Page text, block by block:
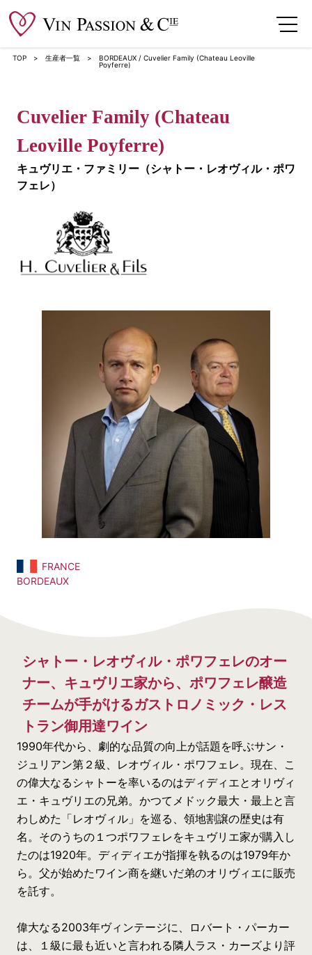
TOP 生産者一覧
BORDEAUX / Cuvelier Family (Chateau Leoville
Poyferre)
Cuvelier Family (Chateau
Leoville Poyferre)
キュヴリエ・ファミリー（シャトー・レオヴィル・ポワ
フェレ）
FRANCE
BORDEAUX
シャトー・レオヴィル・ポワフェレのオー
ナー、キュヴリエ家から、ポワフェレ醸造
チームが手がけるガストロノミック・レス
トラン御用達ワイン
1990年代から、劇的な品質の向上が話題を呼ぶサン・
ジュリアン第２級、レオヴィル・ポワフェレ。現在、こ
の偉大なるシャトーを率いるのはディディエとオリヴィ
エ・キュヴリエの兄弟。かつてメドック最大・最上と言
わしめた「レオヴィル」を巡る、領地割譲の歴史は有
名。そのうちの１つポワフェレをキュヴリエ家が購入し
たのは1920年。ディディエが指揮を執るのは1979年か
ら。父が始めたワイン商を継いだ弟のオリヴィエに販売
を託す。
偉大なる2003年ヴィンテージに、ロバート・パーカー
は、１級に最も近いと言われる隣人ラス・カーズより評